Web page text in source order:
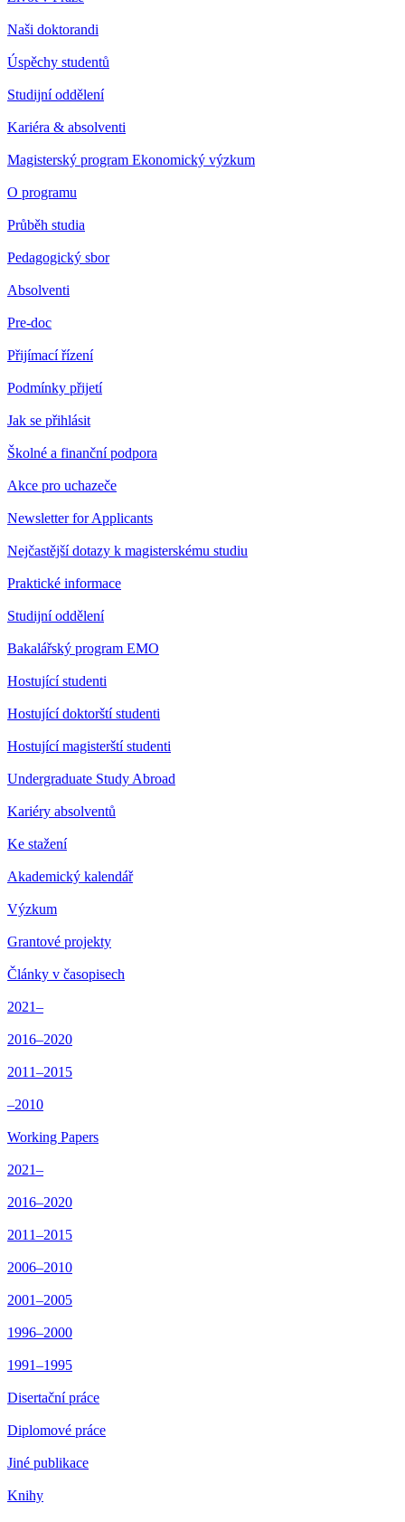
Naši doktorandi
Úspěchy studentů
Studijní oddělení
Kariéra & absolventi
Magisterský program Ekonomický výzkum
O programu
Průběh studia
Pedagogický sbor
Absolventi
Pre-doc
Přijímací řízení
Podmínky přijetí
Jak se přihlásit
Školné a finanční podpora
Akce pro uchazeče
Newsletter for Applicants
Nejčastější dotazy k magisterskému studiu
Praktické informace
Studijní oddělení
Bakalářský program EMO
Hostující studenti
Hostující doktorští studenti
Hostující magisterští studenti
Undergraduate Study Abroad
Kariéry absolventů
Ke stažení
Akademický kalendář
Výzkum
Grantové projekty
Články v časopisech
2021–
2016–2020
2011–2015
–2010
Working Papers
2021–
2016–2020
2011–2015
2006–2010
2001–2005
1996–2000
1991–1995
Disertační práce
Diplomové práce
Jiné publikace
Knihy